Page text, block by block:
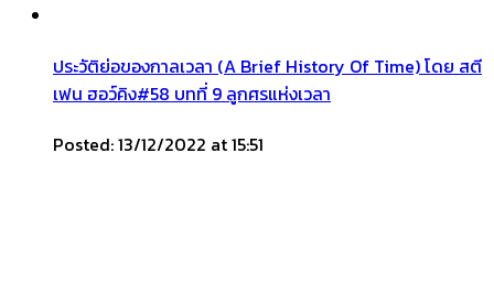
ประวัติย่อของกาลเวลา (A Brief History Of Time) โดย สตี
เฟน ฮอว์คิง#58 บทที่ 9 ลูกศรแห่งเวลา
Posted: 13/12/2022 at 15:51